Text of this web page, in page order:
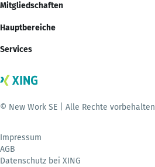
Mitgliedschaften
Hauptbereiche
Services
© New Work SE | Alle Rechte vorbehalten
Impressum
AGB
Datenschutz bei XING